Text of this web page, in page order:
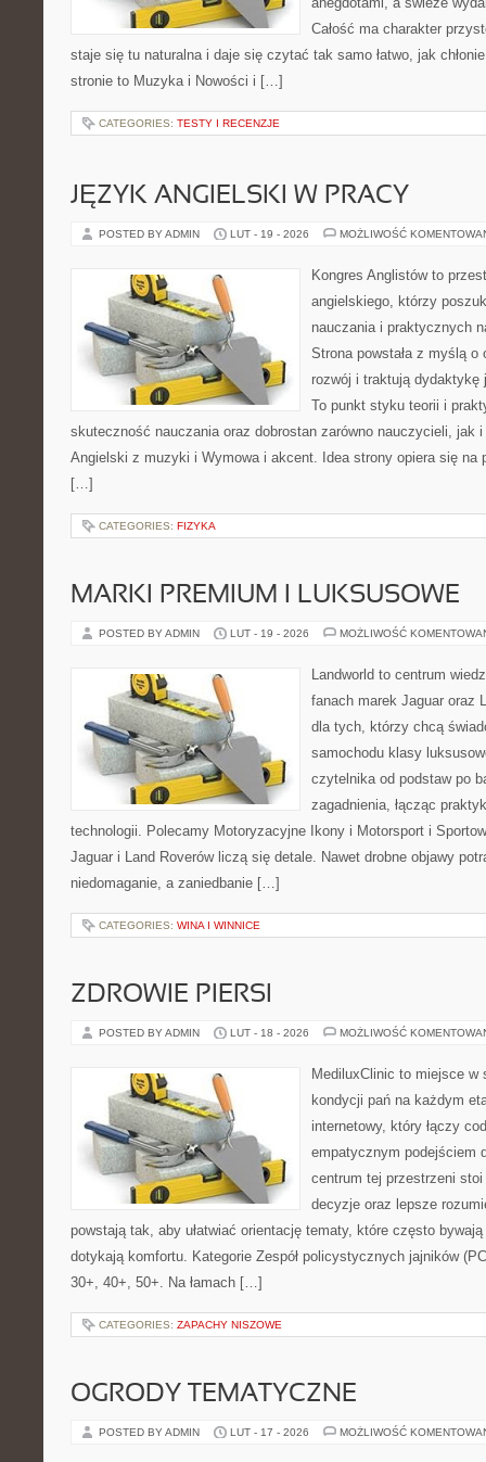
Całość ma charakter
staje się tu naturalna i daje się czytać tak samo łatwo, jak
stronie to Muzyka i Nowości i […]
CATEGORIES: TESTY I RECENZJE
JĘZYK ANGIELSKI W PRACY
POSTED BY ADMIN LUT - 19 - 2026 MOŻLIWOŚĆ
Kongres Anglistów to
angielskiego, którzy
nauczania i praktycznych
Strona powstała z myślą
rozwój i traktują
To punkt styku teorii i
skuteczność nauczania oraz dobrostan zarówno nauczycieli, jak
Angielski z muzyki i Wymowa i akcent. Idea strony opiera się na
[…]
CATEGORIES: FIZYKA
MARKI PREMIUM I LUKSUSOWE
POSTED BY ADMIN LUT - 19 - 2026 MOŻLIWOŚĆ
Landworld to centrum
fanach marek Jaguar oraz
dla tych, którzy chcą
samochodu klasy
czytelnika od podstaw po
zagadnienia, łącząc
technologii. Polecamy Motoryzacyjne Ikony i Motorsport i
Jaguar i Land Roverów liczą się detale. Nawet drobne objawy
niedomaganie, a zaniedbanie […]
CATEGORIES: WINA I WINNICE
ZDROWIE PIERSI
POSTED BY ADMIN LUT - 18 - 2026 MOŻLIWOŚĆ
MediluxClinic to miejsce
kondycji pań na każdym
internetowy, który łączy
empatycznym podejściem
centrum tej przestrzeni
decyzje oraz lepsze
powstają tak, aby ułatwiać orientację tematy, które często
dotykają komfortu. Kategorie Zespół policystycznych jajników
30+, 40+, 50+. Na łamach […]
CATEGORIES: ZAPACHY NISZOWE
OGRODY TEMATYCZNE
POSTED BY ADMIN LUT - 17 - 2026 MOŻLIWOŚĆ